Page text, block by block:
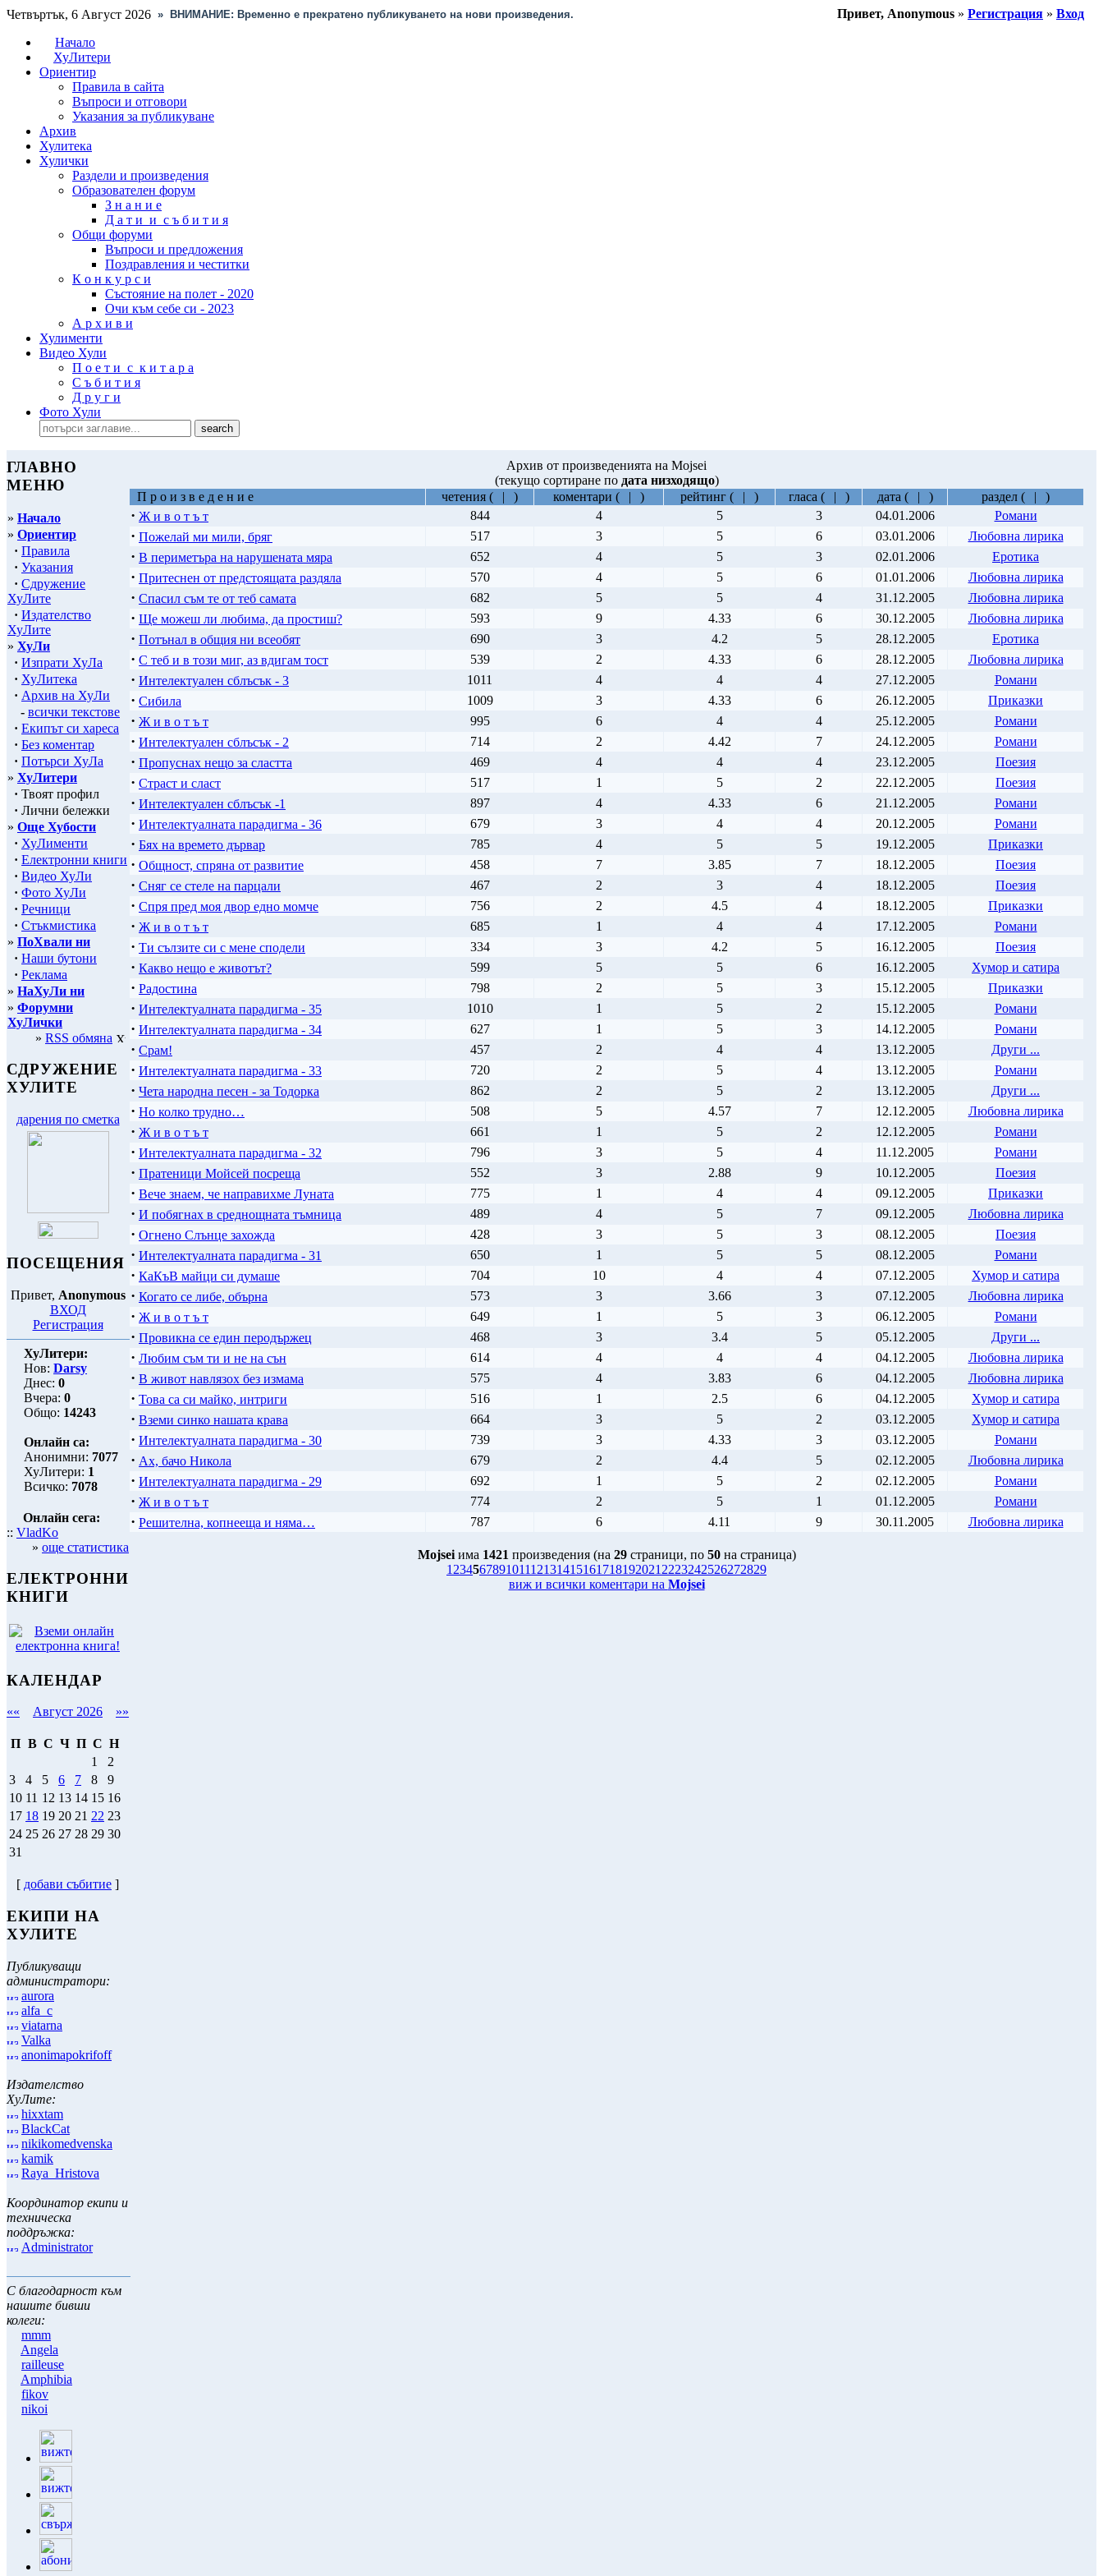
Четвъртък, 6 Август 2026 » ВНИМАНИЕ: Временно е прекратено публикуването на нови произведения. Привет, Anonymous » Регистрация » Вход
Начало
ХуЛитери
Ориентир
Правила в сайта
Въпроси и отговори
Указания за публикуване
Архив
Хулитека
Хулички
Раздели и произведения
Образователен форум
З н а н и е
Д а т и и с ъ б и т и я
Общи форуми
Въпроси и предложения
Поздравления и честитки
К о н к у р с и
Състояние на полет - 2020
Очи към себе си - 2023
А р х и в и
Хулименти
Видео Хули
П о е т и с к и т а р а
С ъ б и т и я
Д р у г и
Фото Хули
ГЛАВНО
МЕНЮ
» Начало
» Ориентир
· Правила
· Указания
· Сдружение
ХуЛите
· Издателство
ХуЛите
» ХуЛи
· Изпрати ХуЛа
· ХуЛитека
· Архив на ХуЛи
- всички текстове
· Екипът си хареса
· Без коментар
· Потърси ХуЛа
» ХуЛитери
· Твоят профил
· Лични бележки
» Още Хубости
· ХуЛименти
· Електронни книги
· Видео ХуЛи
· Фото ХуЛи
· Речници
· Стъкмистика
» ПоХвали ни
· Наши бутони
· Реклама
» НаХуЛи ни
» Форумни
ХуЛички
» RSS обмяна
СДРУЖЕНИЕ
ХУЛИТЕ
дарения по сметка
ПОСЕЩЕНИЯ
Привет, Anonymous
ВХОД
Регистрация
ХуЛитери:
Нов: Darsy
Днес: 0
Вчера: 0
Общо: 14243
Онлайн са:
Анонимни: 7077
ХуЛитери: 1
Всичко: 7078
Онлайн сега:
:: VladKo
» още статистика
ЕЛЕКТРОННИ
КНИГИ
КАЛЕНДАР
«« Август 2026 »»
П В С Ч П С Н
1
2
3
4 5 6 7 8
9
10 11 12 13 14 15 16
17 18 19 20 21 22 23
24 25 26 27 28 29 30
31
[ добави събитие ]
ЕКИПИ НА
ХУЛИТЕ
Публикуващи
администратори:
aurora
alfa_c
viatarna
Valka
anonimapokrifoff
Издателство
ХуЛите:
hixxtam
BlackCat
nikikomedvenska
kamik
Raya_Hristova
Координатор екипи и
техническа
поддръжка:
Administrator
С благодарност към
нашите бивши
колеги:
mmm
Angela
railleuse
Amphibia
fikov
nikoi
Архив от произведенията на Mojsei
(текущо сортиране по дата низходящо)
П р о и з в е д е н и е
четения ( | ) коментари ( | ) рейтинг ( | ) гласа ( | ) дата ( | ) раздел ( | )
· Ж и в о т ъ т 844 4 5 3 04.01.2006 Романи
· Пожелай ми мили, бряг 517 3 5 6 03.01.2006 Любовна лирика
· В периметъра на нарушената мяра 652 4 5 3 02.01.2006 Еротика
· Притеснен от предстоящата раздяла 570 4 5 6 01.01.2006 Любовна лирика
· Спасил съм те от теб самата 682 5 5 4 31.12.2005 Любовна лирика
· Ще можеш ли любима, да простиш? 593 9 4.33 6 30.12.2005 Любовна лирика
· Потънал в общия ни всеобят 690 3 4.2 5 28.12.2005 Еротика
· С теб и в този миг, аз вдигам тост 539 2 4.33 6 28.12.2005 Любовна лирика
· Интелектуален сблъсък - 3 1011 4 4 4 27.12.2005 Романи
· Сибила 1009 3 4.33 6 26.12.2005 Приказки
· Ж и в о т ъ т 995 6 4 4 25.12.2005 Романи
· Интелектуален сблъсък - 2 714 2 4.42 7 24.12.2005 Романи
· Пропуснах нещо за сластта 469 4 4 4 23.12.2005 Поезия
· Страст и сласт 517 1 5 2 22.12.2005 Поезия
· Интелектуален сблъсък -1 897 4 4.33 6 21.12.2005 Романи
· Интелектуалната парадигма - 36 679 3 4 4 20.12.2005 Романи
· Бях на времето дървар 785 4 5 5 19.12.2005 Приказки
· Общност, спряна от развитие 458 7 3.85 7 18.12.2005 Поезия
· Сняг се стеле на парцали 467 2 3 4 18.12.2005 Поезия
· Спря пред моя двор едно момче 756 2 4.5 4 18.12.2005 Приказки
· Ж и в о т ъ т 685 1 4 4 17.12.2005 Романи
· Ти сълзите си с мене сподели 334 3 4.2 5 16.12.2005 Поезия
· Какво нещо е животът? 599 5 5 6 16.12.2005 Хумор и сатира
· Радостина 798 2 5 3 15.12.2005 Приказки
· Интелектуалната парадигма - 35 1010 1 5 2 15.12.2005 Романи
· Интелектуалната парадигма - 34 627 1 5 3 14.12.2005 Романи
· Срам! 457 2 4 4 13.12.2005 Други ...
· Интелектуалната парадигма - 33 720 2 5 4 13.12.2005 Романи
· Чета народна песен - за Тодорка 862 2 5 2 13.12.2005 Други ...
· Но колко трудно… 508 5 4.57 7 12.12.2005 Любовна лирика
· Ж и в о т ъ т 661 1 5 2 12.12.2005 Романи
· Интелектуалната парадигма - 32 796 3 5 4 11.12.2005 Романи
· Пратеници Мойсей посреща 552 3 2.88 9 10.12.2005 Поезия
· Вече знаем, че направихме Луната 775 1 4 4 09.12.2005 Приказки
· И побягнах в среднощната тъмница 489 4 5 7 09.12.2005 Любовна лирика
· Огнено Слънце захожда 428 3 5 3 08.12.2005 Поезия
· Интелектуалната парадигма - 31 650 1 5 5 08.12.2005 Романи
· КаКъВ майци си думаше 704 10 4 4 07.12.2005 Хумор и сатира
· Когато се либе, обърна 573 3 3.66 3 07.12.2005 Любовна лирика
· Ж и в о т ъ т 649 1 5 3 06.12.2005 Романи
· Провикна се един перодържец 468 3 3.4 5 05.12.2005 Други ...
· Любим съм ти и не на сън 614 4 4 4 04.12.2005 Любовна лирика
· В живот навлязох без измама 575 4 3.83 6 04.12.2005 Любовна лирика
· Това са си майко, интриги 516 1 2.5 6 04.12.2005 Хумор и сатира
· Вземи синко нашата крава 664 3 5 2 03.12.2005 Хумор и сатира
· Интелектуалната парадигма - 30 739 3 4.33 3 03.12.2005 Романи
· Ах, бачо Никола 679 2 4.4 5 02.12.2005 Любовна лирика
· Интелектуалната парадигма - 29 692 1 5 2 02.12.2005 Романи
· Ж и в о т ъ т 774 2 5 1 01.12.2005 Романи
· Решителна, копнееща и няма… 787 6 4.11 9 30.11.2005 Любовна лирика
Mojseiима 1421 произведения (на 29страници, по 50на страница)
1 23456789101112131415161718192021 2223242526272829
виж и всички коментари на Mojsei